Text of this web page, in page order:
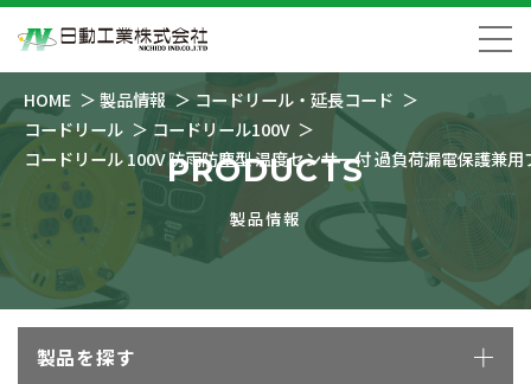
HOME 製品情報
コードリール・延長コード
コードリール
コードリール100V
コードリール 100V 防雨防塵型 温度センサー付 過負荷漏電保護兼
PRODUCTS
製品情報
製品を探す